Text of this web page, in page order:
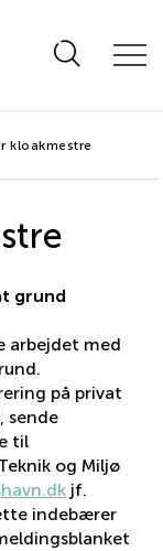
kloakmestre
grund
arbejdet med
på privat
sende
til
og Miljø
jf.
indebærer